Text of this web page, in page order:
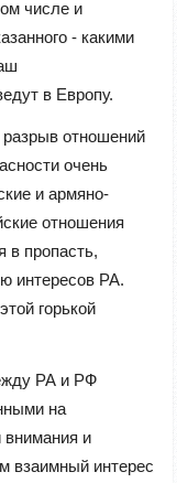
числе и
- какими
в Европу.
отношений
очень
и армяно-
отношения
в пропасть,
интересов РА.
горькой
РА и РФ
на
внимания и
взаимный интерес